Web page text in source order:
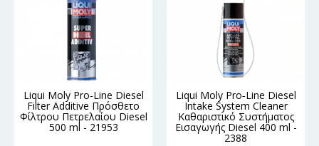
Liqui Moly Pro-Line Diesel
Filter Additive Πρόσθετο
Φίλτρου Πετρελαίου Diesel
500 ml - 21953
Liqui Moly Pro‑Line Diesel
Intake System Cleaner
Καθαριστικό Συστήματος
Εισαγωγής Diesel 400 ml -
2388